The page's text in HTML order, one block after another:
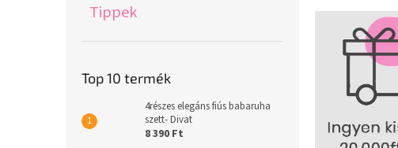
Tippek
Top 10 termék
4részes elegáns fiús babaruha
szett- Divat
8 390 Ft